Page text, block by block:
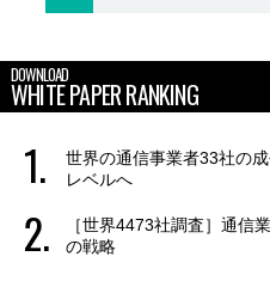
DOWNLOAD
WHITE PAPER RANKING
世界の通信事業者33社の
レベルへ
［世界4473社調査］通信
の戦略